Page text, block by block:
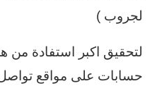
لجروب )
لتحقيق اكبر استفادة من
حسابات على مواقع تواصل